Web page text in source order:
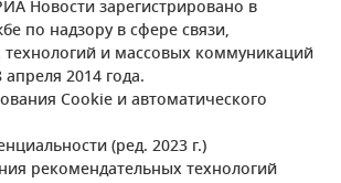
Новости зарегистрировано в
по надзору в сфере связи,
и массовых коммуникаций
2014 года.
Cookie и автоматического
(ред. 2023 г.)
рекомендательных технологий